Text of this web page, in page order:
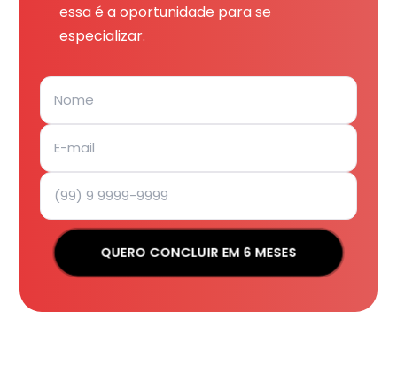
essa é a oportunidade para se
especializar.
QUERO CONCLUIR EM 6 MESES